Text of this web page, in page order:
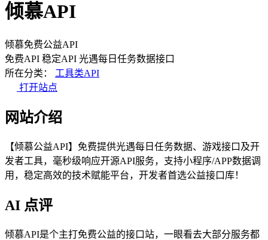
倾慕API
倾慕免费公益API
免费API 稳定API 光遇每日任务数据接口
所在分类：
工具类API
打开站点
网站介绍
【倾慕公益API】免费提供光遇每日任务数据、游戏接口及开
发者工具，毫秒级响应开源API服务，支持小程序/APP数据调
用，稳定高效的技术赋能平台，开发者首选公益接口库！
AI 点评
倾慕API是个主打免费公益的接口站，一眼看去大部分服务都